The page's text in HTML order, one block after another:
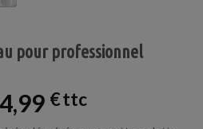
pour professionnel
€